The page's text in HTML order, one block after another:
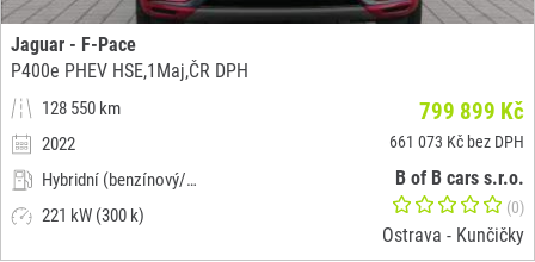
Jaguar - F-Pace
P400e PHEV HSE,1Maj,ČR DPH
128 550 km
2022
Hybridní (benzínový/elektrický)
221 kW (300 k)
799 899 Kč
661 073 Kč bez DPH
B of B cars s.r.o.
(0)
Ostrava - Kunčičky